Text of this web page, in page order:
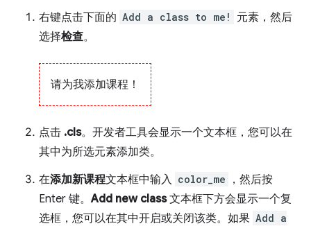
右键点击下面的 Add a class to me!
元素，然后
选择检查。
请为我添加课程！
点击 .cls。开发者工具会显示一个文本框，您可以在
其中为所选元素添加类。
在添加新课程文本框中输入 color_me
，然后按
Enter 键。Add new class文本框下方会显示一个复
选框，您可以在其中开启或关闭该类。如果 Add a